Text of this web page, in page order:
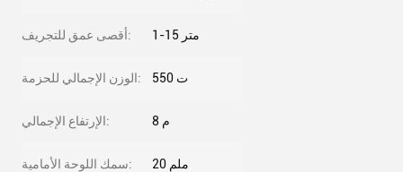
أقصى عمق للتجريف: 1-15 متر
الوزن الإجمالي للحزمة: 550 ت
الإرتفاع الإجمالي: 8 م
سمك اللوحة الأمامية: 20 ملم